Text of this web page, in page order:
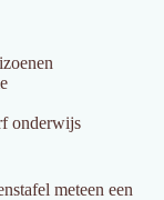
onderwijs
meteen een